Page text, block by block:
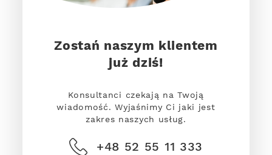
Zostań naszym klientem
już dziś!
Konsultanci czekają na Twoją
wiadomość. Wyjaśnimy Ci jaki jest
zakres naszych usług.
+48 52 55 11 333